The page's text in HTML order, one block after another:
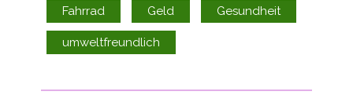
Fahrrad Geld Gesundheit
umweltfreundlich